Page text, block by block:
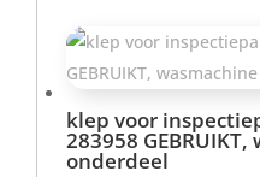
klep voor
283958
onderdeel